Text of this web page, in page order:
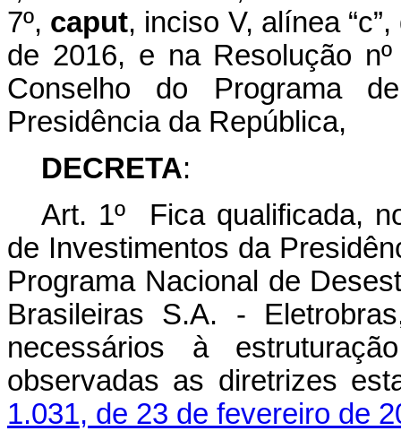
7º, caput, inciso V, alínea
de 2016, e na Resolução
Conselho do Programa
Presidência da República,
DECRETA:
Art. 1º Fica qualificada,
de Investimentos da
Programa Nacional de
Brasileiras S.A. -
necessários à
observadas as diretrizes
1.031, de 23 de fevereiro de